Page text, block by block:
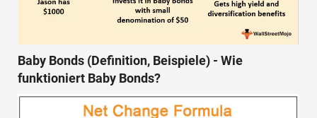
Baby Bonds (Definition, Beispiele) - Wie
funktioniert Baby Bonds?